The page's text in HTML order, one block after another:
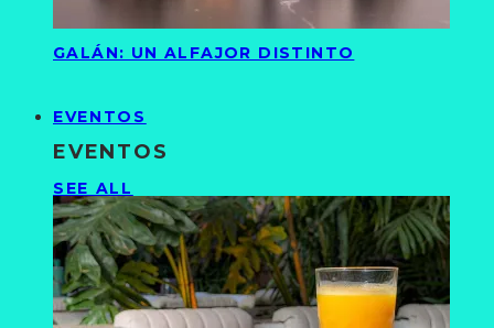
GALÁN: UN ALFAJOR DISTINTO
EVENTOS
EVENTOS
SEE ALL